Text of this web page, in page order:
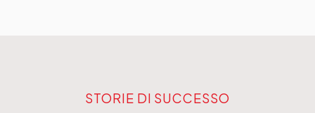
STORIE DI SUCCESSO